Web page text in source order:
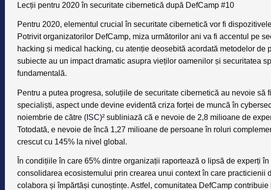
Lecții pentru 2020 în securitate cibernetică după DefCamp #10
Pentru 2020, elementul crucial în securitate cibernetică vor fi
Potrivit organizatorilor DefCamp, miza următorilor ani va fi accentul pe
hacking și medical hacking, cu atenție deosebită acordată metodelor de
subiecte au un impact dramatic asupra vieților oamenilor și securitatea
fundamentală.
Pentru a putea progresa, soluțiile de securitate cibernetică au nevoie să
specialiști, aspect unde devine evidentă criza forței de muncă în
noiembrie de către (ISC)² subliniază că e nevoie de 2,8 milioane de
Totodată, e nevoie de încă 1,27 milioane de persoane în roluri
crescut cu 145% la nivel global.
În condițiile în care 65% dintre organizații raportează o lipsă de experți
consolidarea ecosistemului prin crearea unui context în care practicienii
colabora și împărtăși cunoștințe. Astfel, comunitatea DefCamp